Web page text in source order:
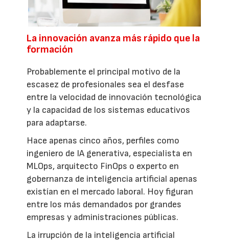
La innovación avanza más rápido que la
formación
Probablemente el principal motivo de la
escasez de profesionales sea el desfase
entre la velocidad de innovación tecnológica
y la capacidad de los sistemas educativos
para adaptarse.
Hace apenas cinco años, perfiles como
ingeniero de IA generativa, especialista en
MLOps, arquitecto FinOps o experto en
gobernanza de inteligencia artificial apenas
existían en el mercado laboral. Hoy figuran
entre los más demandados por grandes
empresas y administraciones públicas.
La irrupción de la inteligencia artificial